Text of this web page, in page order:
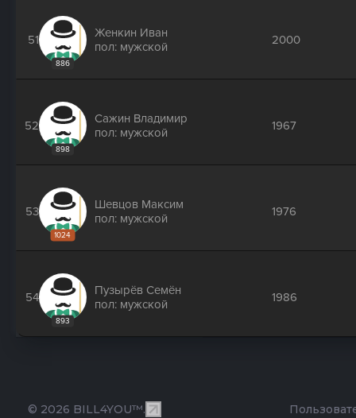
51
886
Женкин Иван
пол: мужской
2000
52
898
Сажин Владимир
пол: мужской
1967
53
1024
Шевцов Максим
пол: мужской
1976
54
893
Пузырёв Семён
пол: мужской
1986
© 2026 BILL4YOU™.